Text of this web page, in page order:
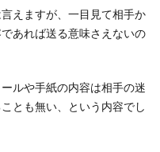
えますが、一目見て相手か
あれば送る意味さえないの
ルや手紙の内容は相手の迷
とも無い、という内容でし